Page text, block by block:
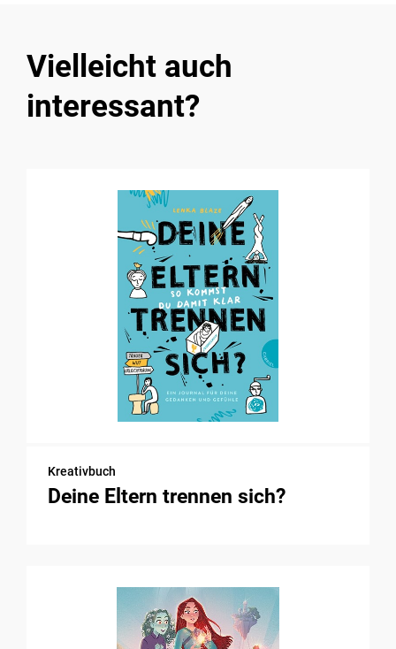
Vielleicht auch
interessant?
Kreativbuch
Deine Eltern trennen sich?